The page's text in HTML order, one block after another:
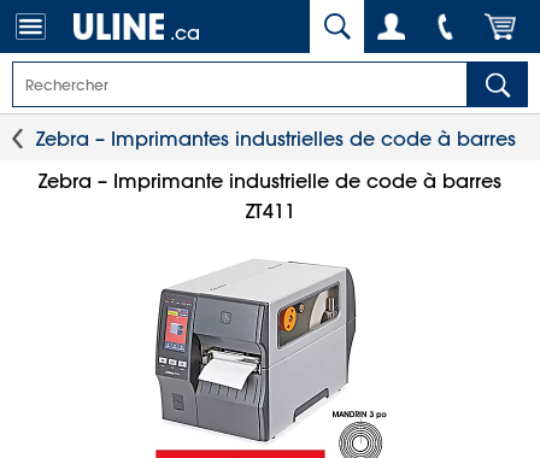
.ca
Zebra – Imprimantes industrielles de code à barres
Zebra – Imprimante industrielle de code à barres
ZT411